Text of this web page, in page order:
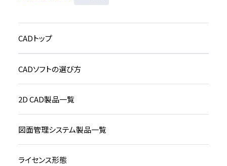
CADトップ
CADソフトの選び方
2D CAD製品一覧
図面管理システム製品一覧
ライセンス形態